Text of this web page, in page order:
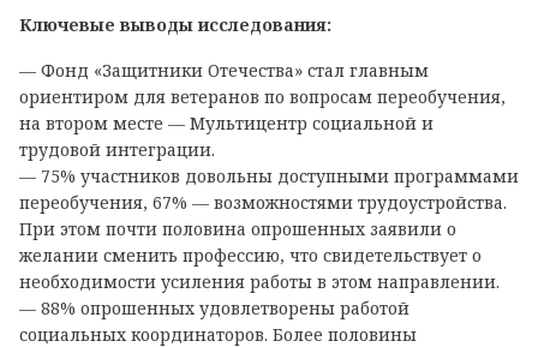
Ключевые выводы исследования:
— Фонд «Защитники Отечества» стал главным
ориентиром для ветеранов по вопросам переобучения,
на втором месте — Мультицентр социальной и
трудовой интеграции.
— 75% участников довольны доступными программами
переобучения, 67% — возможностями трудоустройства.
При этом почти половина опрошенных заявили о
желании сменить профессию, что свидетельствует о
необходимости усиления работы в этом направлении.
— 88% опрошенных удовлетворены работой
социальных координаторов. Более половины